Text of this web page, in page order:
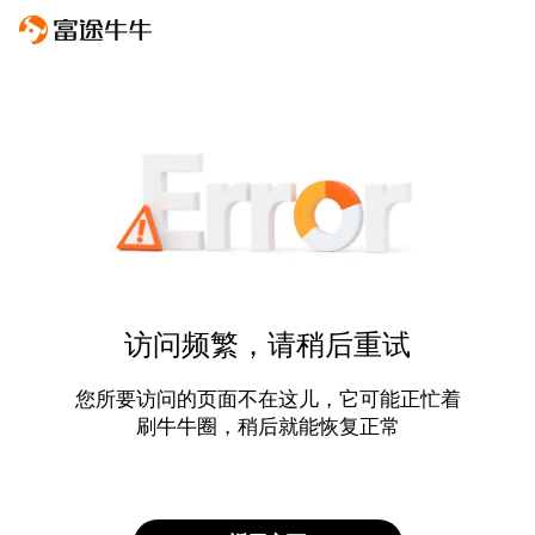
访问频繁，请稍后重试
您所要访问的页面不在这儿，它可能正忙着
刷牛牛圈，稍后就能恢复正常